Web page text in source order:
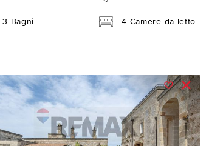
3 Bagni 4 Camere da letto